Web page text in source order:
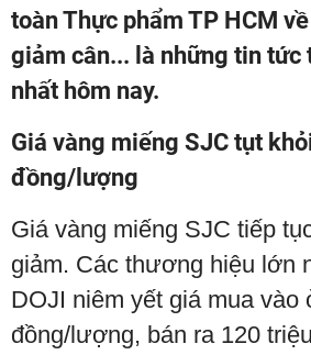
toàn Thực phẩm TP HCM
giảm cân... là những tin tức
nhất hôm nay.
Giá vàng miếng SJC tụt
đồng/lượng
Giá vàng miếng SJC tiếp
giảm. Các thương hiệu lớn
DOJI niêm yết giá mua vào
đồng/lượng, bán ra 120